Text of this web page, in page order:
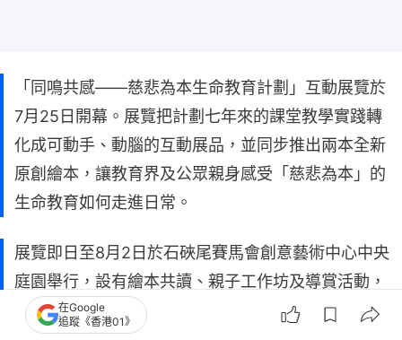
「同鳴共感——慈悲為本生命教育計劃」互動展覽於
7月25日開幕。展覽把計劃七年來的課堂教學實踐轉
化成可動手、動腦的互動展品，並同步推出兩本全新
原創繪本，讓教育界及公眾親身感受「慈悲為本」的
生命教育如何走進日常。
展覽即日至8月2日於石硤尾賽馬會創意藝術中心中央
庭園舉行，設有繪本共讀、親子工作坊及導賞活動，
免費入場。
在Google
追蹤《香港01》